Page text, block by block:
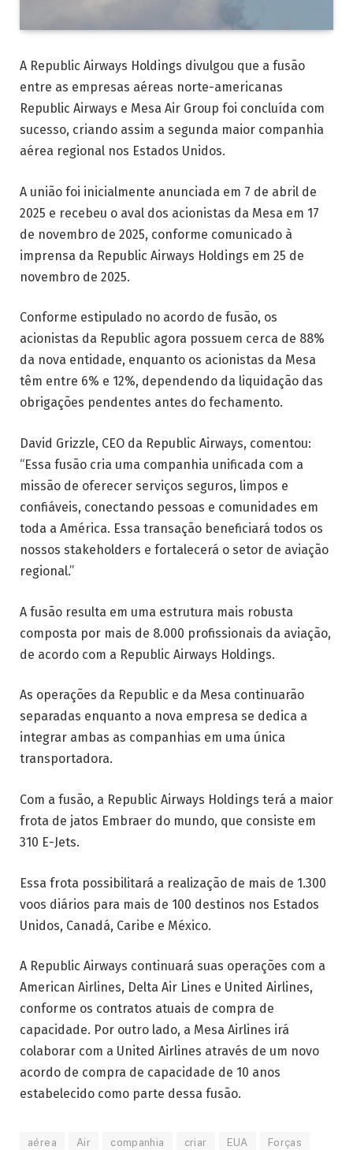
A Republic Airways Holdings divulgou que a fusão
entre as empresas aéreas norte-americanas
Republic Airways e Mesa Air Group foi concluída com
sucesso, criando assim a segunda maior companhia
aérea regional nos Estados Unidos.
A união foi inicialmente anunciada em 7 de abril de
2025 e recebeu o aval dos acionistas da Mesa em 17
de novembro de 2025, conforme comunicado à
imprensa da Republic Airways Holdings em 25 de
novembro de 2025.
Conforme estipulado no acordo de fusão, os
acionistas da Republic agora possuem cerca de 88%
da nova entidade, enquanto os acionistas da Mesa
têm entre 6% e 12%, dependendo da liquidação das
obrigações pendentes antes do fechamento.
David Grizzle, CEO da Republic Airways, comentou:
“Essa fusão cria uma companhia unificada com a
missão de oferecer serviços seguros, limpos e
confiáveis, conectando pessoas e comunidades em
toda a América. Essa transação beneficiará todos os
nossos stakeholders e fortalecerá o setor de aviação
regional.”
A fusão resulta em uma estrutura mais robusta
composta por mais de 8.000 profissionais da aviação,
de acordo com a Republic Airways Holdings.
As operações da Republic e da Mesa continuarão
separadas enquanto a nova empresa se dedica a
integrar ambas as companhias em uma única
transportadora.
Com a fusão, a Republic Airways Holdings terá a maior
frota de jatos Embraer do mundo, que consiste em
310 E-Jets.
Essa frota possibilitará a realização de mais de 1.300
voos diários para mais de 100 destinos nos Estados
Unidos, Canadá, Caribe e México.
A Republic Airways continuará suas operações com a
American Airlines, Delta Air Lines e United Airlines,
conforme os contratos atuais de compra de
capacidade. Por outro lado, a Mesa Airlines irá
colaborar com a United Airlines através de um novo
acordo de compra de capacidade de 10 anos
estabelecido como parte dessa fusão.
aérea Air companhia criar EUA Forças